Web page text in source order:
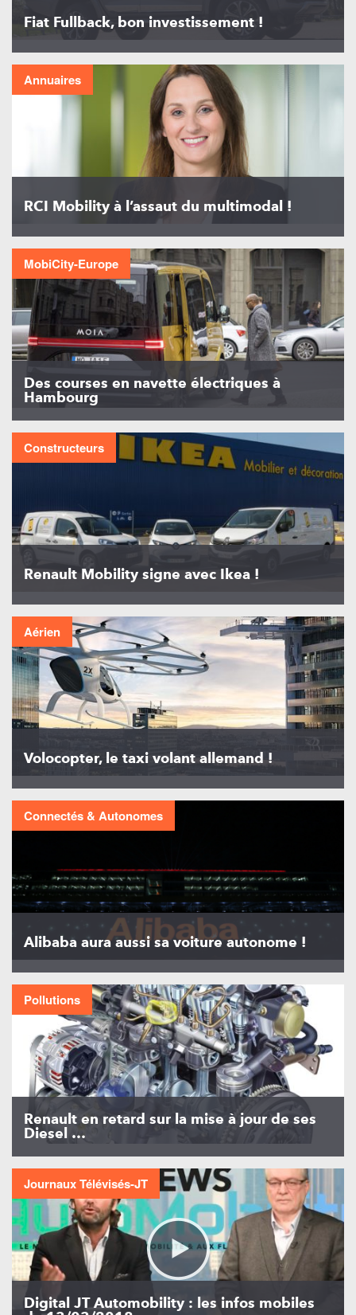
Fiat Fullback, bon investissement !
Annuaires
RCI Mobility à l’assaut du multimodal !
MobiCity-Europe
Des courses en navette électriques à
Hambourg
Constructeurs
Renault Mobility signe avec Ikea !
Aérien
Volocopter, le taxi volant allemand !
Connectés & Autonomes
Alibaba aura aussi sa voiture autonome !
Pollutions
Renault en retard sur la mise à jour de ses
Diesel …
Journaux Télévisés-JT
Digital JT Automobility : les infos mobiles